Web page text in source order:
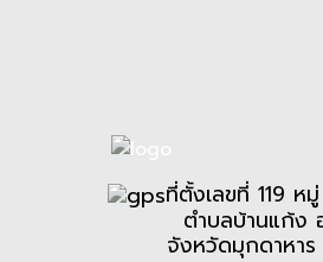
ที่ตั้งเลขที่ 119 ห
ตำบลบ้านแก้ง อำ
จังหวัดมุกดาหาร